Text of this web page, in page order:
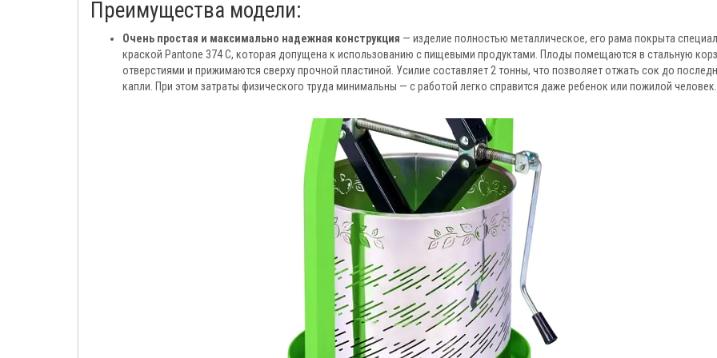
Преимущества модели:
Очень простая и максимально надежная конструкция — изделие полностью металлическое, его рама покрыта
краской Pantone 374 C, которая допущена к использованию с пищевыми продуктами. Плоды помещаются в стальную
отверстиями и прижимаются сверху прочной пластиной. Усилие составляет 2 тонны, что позволяет отжать сок до
капли. При этом затраты физического труда минимальны — с работой легко справится даже ребенок или пожилой человек.